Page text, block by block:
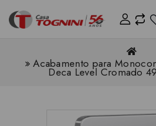
Acabamento para
Deca Level Cromado